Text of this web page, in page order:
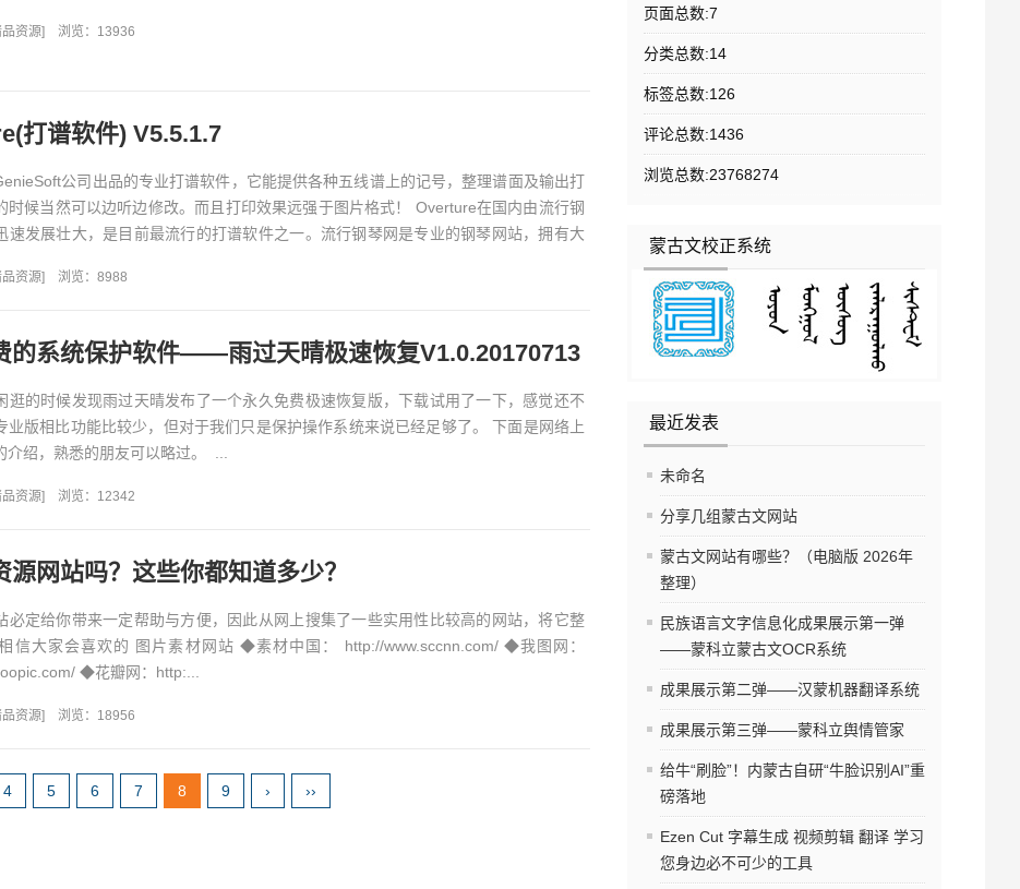
页面总数:7
分类总数:14
标签总数:126
评论总数:1436
浏览总数:23768274
蒙古文校正系统
最近发表
未命名
分享几组蒙古文网站
蒙古文网站有哪些？（电脑版 2026年
整理）
民族语言文字信息化成果展示第一弹
——蒙科立蒙古文OCR系统
成果展示第二弹——汉蒙机器翻译系统
成果展示第三弹——蒙科立舆情管家
给牛“刷脸”！内蒙古自研“牛脸识别AI”重
磅落地
Ezen Cut 字幕生成 视频剪辑 翻译 学习
您身边必不可少的工具
资源] 浏览：13936
打谱软件) V5.5.1.7
公司出品的专业打谱软件，它能提供各种五线谱上的记号，整理谱面及输出打
时候当然可以边听边修改。而且打印效果远强于图片格式！ Overture在国内由流行钢
速发展壮大，是目前最流行的打谱软件之一。流行钢琴网是专业的钢琴网站，拥有大
资源] 浏览：8988
的系统保护软件——雨过天晴极速恢复V1.0.20170713
逛的时候发现雨过天晴发布了一个永久免费极速恢复版，下载试用了一下，感觉还不
业版相比功能比较少，但对于我们只是保护操作系统来说已经足够了。 下面是网络上
介绍，熟悉的朋友可以略过。 ...
资源] 浏览：12342
源网站吗？这些你都知道多少？
必定给你带来一定帮助与方便，因此从网上搜集了一些实用性比较高的网站，将它整
信大家会喜欢的 图片素材网站 ◆素材中国： http://www.sccnn.com/ ◆我图网：
◆花瓣网：http:...
资源] 浏览：18956
4 5 6 7 8 9 › ››